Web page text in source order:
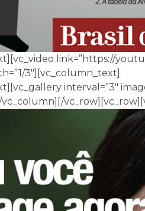
link=”https://
3″][vc_column_text]
interval=”3″
vc_column][/